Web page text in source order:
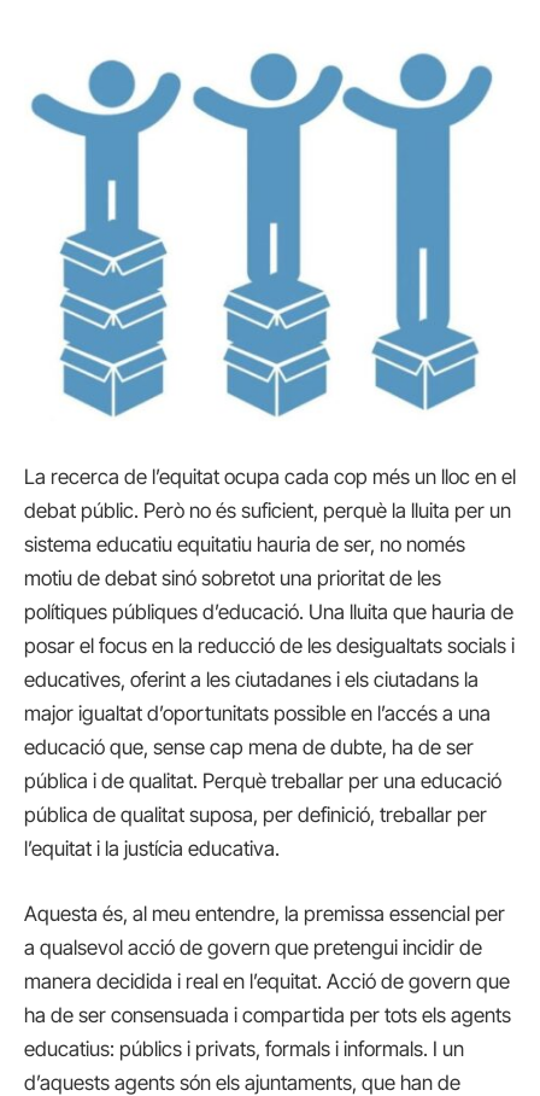
La recerca de l’equitat ocupa cada cop més un lloc en el
debat públic. Però no és suficient, perquè la lluita per un
sistema educatiu equitatiu hauria de ser, no només
motiu de debat sinó sobretot una prioritat de les
polítiques públiques d’educació. Una lluita que hauria de
posar el focus en la reducció de les desigualtats socials i
educatives, oferint a les ciutadanes i els ciutadans la
major igualtat d’oportunitats possible en l’accés a una
educació que, sense cap mena de dubte, ha de ser
pública i de qualitat. Perquè treballar per una educació
pública de qualitat suposa, per definició, treballar per
l’equitat i la justícia educativa.
Aquesta és, al meu entendre, la premissa essencial per
a qualsevol acció de govern que pretengui incidir de
manera decidida i real en l’equitat. Acció de govern que
ha de ser consensuada i compartida per tots els agents
educatius: públics i privats, formals i informals. I un
d’aquests agents són els ajuntaments, que han de